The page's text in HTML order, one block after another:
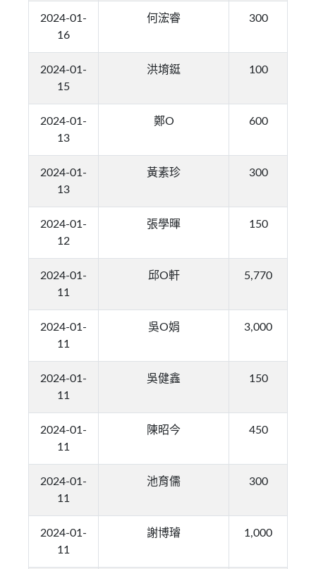
2024-01-
16
何浤睿 300
2024-01-
15
洪堉鋌 100
2024-01-
13
鄭O 600
2024-01-
13
黃素珍 300
2024-01-
12
張學暉 150
2024-01-
11
邱O軒 5,770
2024-01-
11
吳O娟 3,000
2024-01-
11
吳健鑫 150
2024-01-
11
陳昭今 450
2024-01-
11
池育儒 300
2024-01-
11
謝博璿 1,000